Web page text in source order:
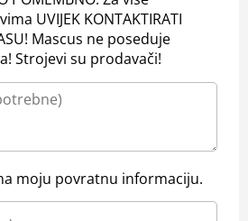
UVIJEK KONTAKTIRATI
Mascus ne poseduje
Strojevi su prodavači!
moju povratnu informaciju.